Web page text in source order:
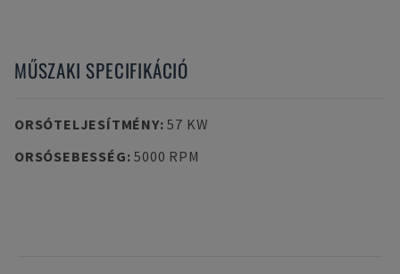
MŰSZAKI SPECIFIKÁCIÓ
ORSÓTELJESÍTMÉNY:57 KW
ORSÓSEBESSÉG:5000 RPM